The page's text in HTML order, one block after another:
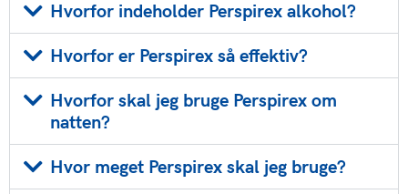
Hvorfor indeholder Perspirex alkohol?
Hvorfor er Perspirex så effektiv?
Hvorfor skal jeg bruge Perspirex om
natten?
Hvor meget Perspirex skal jeg bruge?